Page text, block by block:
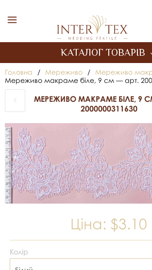
КАТАЛОГ ТОВАРІВ
Головна / Мереживо / Мереживо
Мереживо макраме біле, 9 см — арт.
МЕРЕЖИВО МАКРАМЕ БІЛЕ, 9
2000000311630
Ціна: $3.10
Колір